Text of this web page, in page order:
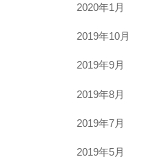
2020年1月
2019年10月
2019年9月
2019年8月
2019年7月
2019年5月